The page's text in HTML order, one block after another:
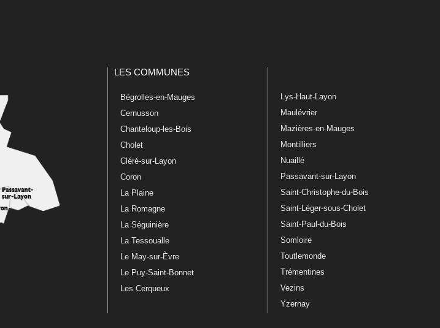
LES COMMUNES
Bégrolles-en-Mauges
Cernusson
Chanteloup-les-Bois
Cholet
Cléré-sur-Layon
Coron
La Plaine
La Romagne
La Séguinière
La Tessoualle
Le May-sur-Èvre
Le Puy-Saint-Bonnet
Les Cerqueux
Lys-Haut-Layon
Maulévrier
Mazières-en-Mauges
Montilliers
Nuaillé
Passavant-sur-Layon
Saint-Christophe-du-Bois
Saint-Léger-sous-Cholet
Saint-Paul-du-Bois
Somloire
Toutlemonde
Trémentines
Vezins
Yzernay